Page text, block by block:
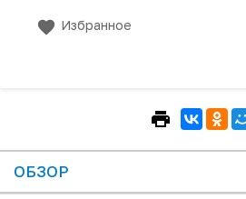
Избранное
ОБЗОР